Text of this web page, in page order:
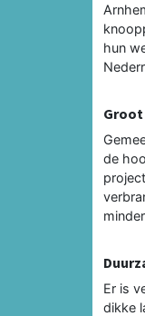
hun
de
Er is
dikke